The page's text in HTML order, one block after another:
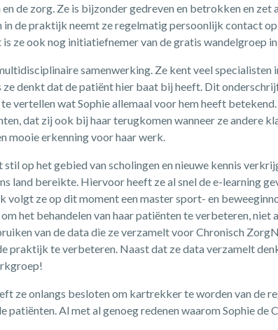
de zorg. Ze is bijzonder gedreven en betrokken en
in de praktijk neemt ze regelmatig persoonlijk contact
is ze ook nog initiatiefnemer van de gratis wandelgroep
samenwerking. Ze kent veel specialisten
ze denkt dat de patiënt hier baat bij heeft. Dit
vertellen wat Sophie allemaal voor hem heeft
dat zij ook bij haar terugkomen wanneer ze andere
mooie erkenning voor haar werk.
stil op het gebied van scholingen en nieuwe kennis
land bereikte. Hiervoor heeft ze al snel de e-learning
volgt ze op dit moment een master sport- en
het behandelen van haar patiënten te verbeteren, niet
van de data die ze verzamelt voor Chronisch
praktijk te verbeteren. Naast dat ze data verzamelt
ze onlangs besloten om kartrekker te worden van de
patiënten. Al met al genoeg redenen waarom Sophie